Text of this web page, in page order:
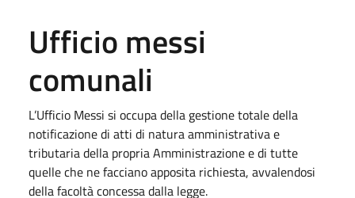
Ufficio messi
comunali
L’Ufficio Messi si occupa della gestione totale della
notificazione di atti di natura amministrativa e
tributaria della propria Amministrazione e di tutte
quelle che ne facciano apposita richiesta, avvalendosi
della facoltà concessa dalla legge.